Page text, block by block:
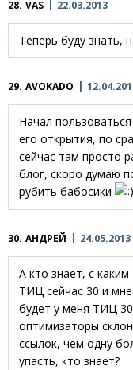
28. VAS 22.03.2013
Теперь буду знать,
29. AVOKADO
Начал
его открытия, по
сейчас там просто
блог, скоро думаю
рубить бабосики
30. АНДРЕЙ 24.05.2013
А кто знает, с
ТИЦ сейчас 30 и
будет у меня ТИЦ
оптимизаторы
ссылок, чем одну
упасть, кто знает?